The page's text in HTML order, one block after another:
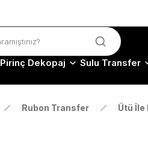
Pirinç Dekopaj Sulu Transfer
Rubon Transfer Ütü İle